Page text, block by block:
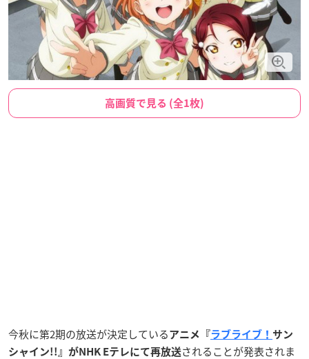
高画質で見る (全1枚)
今秋に第2期の放送が決定している アニメ『ラブライブ！ サン
シャイン!!』がNHK Eテレにて再放送されることが発表されま